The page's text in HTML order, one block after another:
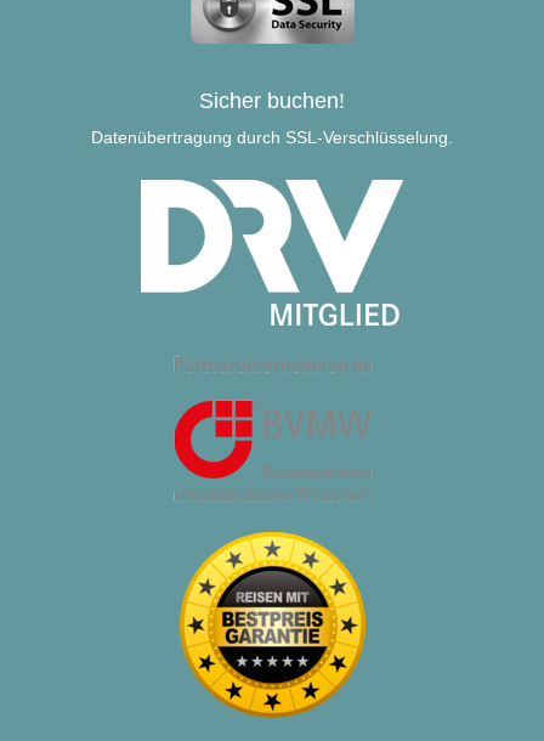
Sicher buchen!
Datenübertragung durch SSL-Verschlüsselung.